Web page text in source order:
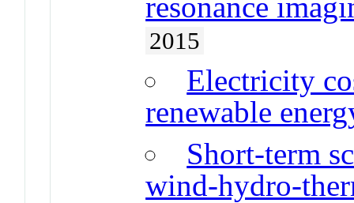
2015
Electricity
renewable
Short-term
wind-hydro-